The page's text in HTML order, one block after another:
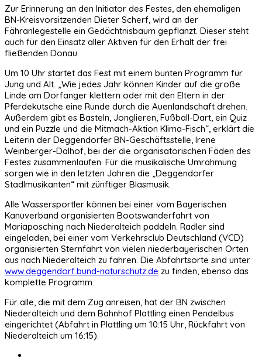
Zur Erinnerung an den Initiator des Festes, den ehemaligen
BN-Kreisvorsitzenden Dieter Scherf, wird an der
Fähranlegestelle ein Gedächtnisbaum gepflanzt. Dieser steht
auch für den Einsatz aller Aktiven für den Erhalt der frei
fließenden Donau.
Um 10 Uhr startet das Fest mit einem bunten Programm für
Jung und Alt. „Wie jedes Jahr können Kinder auf die große
Linde am Dorfanger klettern oder mit den Eltern in der
Pferdekutsche eine Runde durch die Auenlandschaft drehen.
Außerdem gibt es Basteln, Jonglieren, Fußball-Dart, ein Quiz
und ein Puzzle und die Mitmach-Aktion Klima-Fisch“, erklärt die
Leiterin der Deggendorfer BN-Geschäftsstelle, Irene
Weinberger-Dalhof, bei der die organisatorischen Fäden des
Festes zusammenlaufen. Für die musikalische Umrahmung
sorgen wie in den letzten Jahren die „Deggendorfer
Stadlmusikanten“ mit zünftiger Blasmusik.
Alle Wassersportler können bei einer vom Bayerischen
Kanuverband organisierten Bootswanderfahrt von
Mariaposching nach Niederalteich paddeln. Radler sind
eingeladen, bei einer vom Verkehrsclub Deutschland (VCD)
organisierten Sternfahrt von vielen niederbayerischen Orten
aus nach Niederalteich zu fahren. Die Abfahrtsorte sind unter
www.deggendorf.bund-naturschutz.de zu finden, ebenso das
komplette Programm.
Für alle, die mit dem Zug anreisen, hat der BN zwischen
Niederalteich und dem Bahnhof Plattling einen Pendelbus
eingerichtet (Abfahrt in Plattling um 10:15 Uhr, Rückfahrt von
Niederalteich um 16:15).